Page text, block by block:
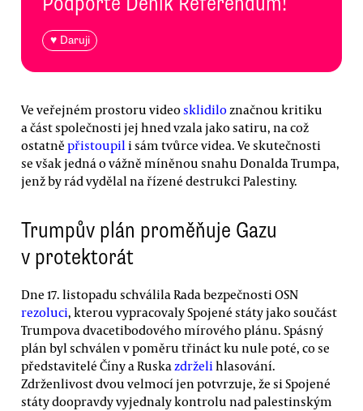
♥ Daruji
Ve veřejném prostoru videosklidilo značnou kritiku
a část společnosti jej hned vzala jako satiru, na což
ostatně přistoupil i sám tvůrce videa. Ve skutečnosti
se však jedná o vážně míněnou snahu Donalda Trumpa,
jenž by rád vydělal na řízené destrukci Palestiny.
Trumpův plán proměňuje Gazu
v protektorát
Dne 17. listopadu schválila Rada bezpečnosti OSN
rezoluci, kterou vypracovaly Spojené státy jako součást
Trumpova dvacetibodového mírového plánu. Spásný
plán byl schválen v poměru třináct ku nule poté, co se
představitelé Číny a Ruska zdrželi hlasování.
Zdrženlivost dvou velmocí jen potvrzuje, že si Spojené
státy doopravdy vyjednaly kontrolu nad palestinským